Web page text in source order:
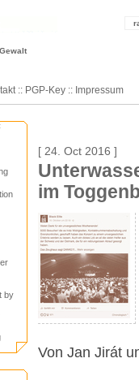
:: PGP-Key :: Impressum
by
[ 24. Oct 2016 ]
im
Von Jan Jirát